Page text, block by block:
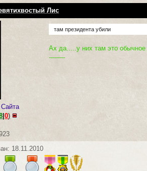
Лис
|0)
там президента убили
Ах да.....у них там это
--------
18.11.2010